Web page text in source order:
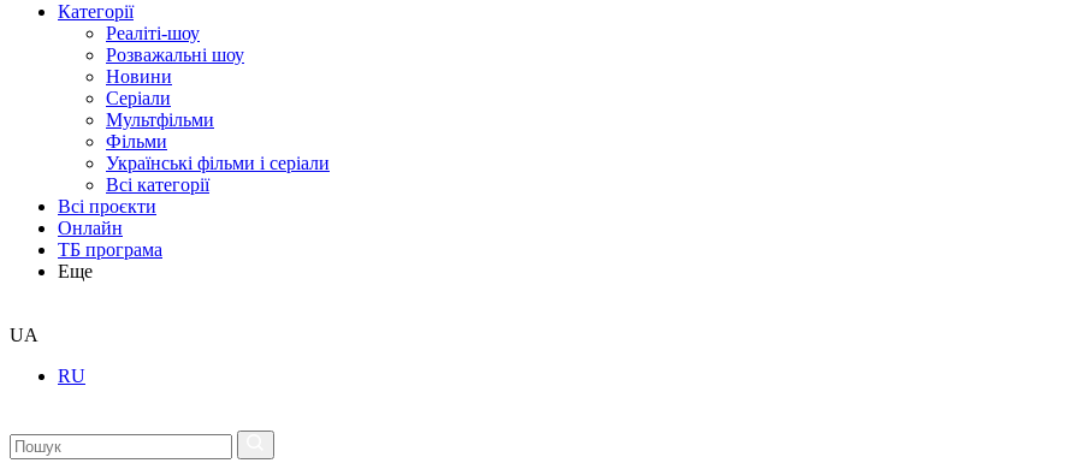
Категорії
Реаліті-шоу
Розважальні шоу
Новини
Серіали
Мультфільми
Фільми
Українські фільми і серіали
Всі категорії
Всі проєкти
Онлайн
ТБ програма
Еще
UA
RU